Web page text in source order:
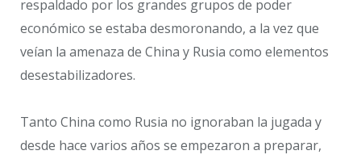
respaldado por los grandes grupos de poder
económico se estaba desmoronando, a la vez que
veían la amenaza de China y Rusia como elementos
desestabilizadores.
Tanto China como Rusia no ignoraban la jugada y
desde hace varios años se empezaron a preparar,